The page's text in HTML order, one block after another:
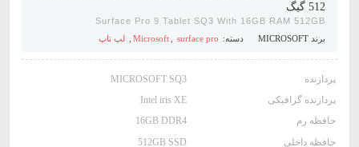
512 گیگ
Surface Pro 9 Tablet SQ3 With 16GB RAM 512GB
برند MICROSOFT دسته: Microsoft surface pro لپ تاپ
پردازنده
MICROSOFT SQ3
پردازنده گرافیکی
Intel iris XE
حافظه رم
16GB DDR4
حافظه داخلی
512GB SSD